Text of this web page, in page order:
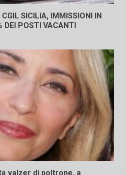
SICILIA, IMMISSIONI IN
DEI POSTI VACANTI
valzer di poltrone, a